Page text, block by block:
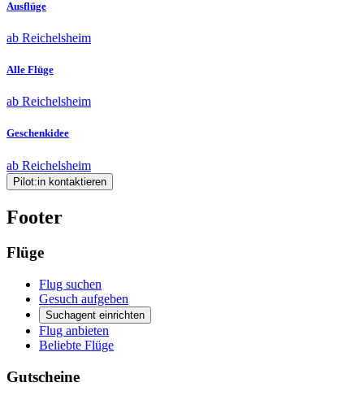
Ausflüge
ab Reichelsheim
Alle Flüge
ab Reichelsheim
Geschenkidee
ab Reichelsheim
Pilot:in kontaktieren
Footer
Flüge
Flug suchen
Gesuch aufgeben
Suchagent einrichten
Flug anbieten
Beliebte Flüge
Gutscheine